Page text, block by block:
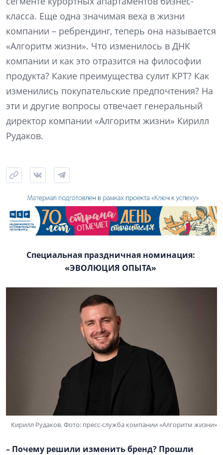
класса. Еще одна значимая веха в жизни
компании – ребрендинг, теперь она называется
«Алгоритм жизни». Что изменилось в ДНК
компании и как это отразится на философии
продукта? Какие преимущества сулит КРТ? Как
изменились покупательские предпочтения? На
эти и другие вопросы отвечает генеральный
директор компании «Алгоритм жизни» Кирилл
Рудаков.
Специальная праздничная номинация:
«ЭВОЛЮЦИЯ ОПЫТА»
Кирилл Рудаков. Фото: пресс-служба компании «Алгоритм жизни»
– Почему решили изменить бренд? Прошли